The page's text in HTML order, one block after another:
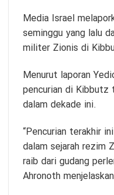
Media Israel
seminggu yang lalu
militer Zionis di
Menurut laporan
pencurian di Kibbutz
dalam dekade ini.
“Pencurian terakhir
dalam sejarah rezim
raib dari gudang
Ahronoth